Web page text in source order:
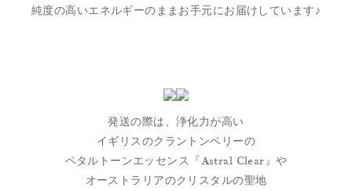
純度の高いエネルギーのままお手元にお届けしています♪
発送の際は、浄化力が高い
イギリスのクラントンベリーの
ペタルトーンエッセンス『Astral Clear』や
オーストラリアのクリスタルの聖地